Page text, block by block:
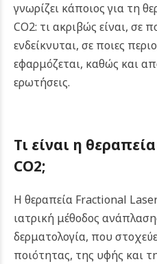
γνωρίζει κάποιος για τη
CO2: τι ακριβώς είναι, σε
ενδείκνυται, σε ποιες
εφαρμόζεται, καθώς και
ερωτήσεις.
Τι είναι η
CO2;
Η θεραπεία Fractional
ιατρική μέθοδος
δερματολογία, που
ποιότητας, της υφής και